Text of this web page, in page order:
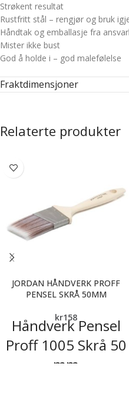
Strøkent resultat
Rustfritt stål – rengjør og bruk
Håndtak og emballasje fra
Mister ikke bust
God å holde i – god malefølelse
Fraktdimensjoner
Relaterte produkter
JORDAN HÅNDVERK PROFF
PENSEL SKRÅ 50MM
kr158
Håndverk Pensel
Proff 1005 Skrå 50
mm